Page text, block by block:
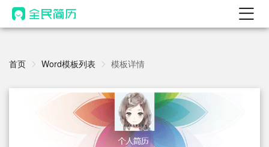
AI 简历工具 热门
AI 生成简历
AI 优化简历
首页 Word模板列表 模板详情